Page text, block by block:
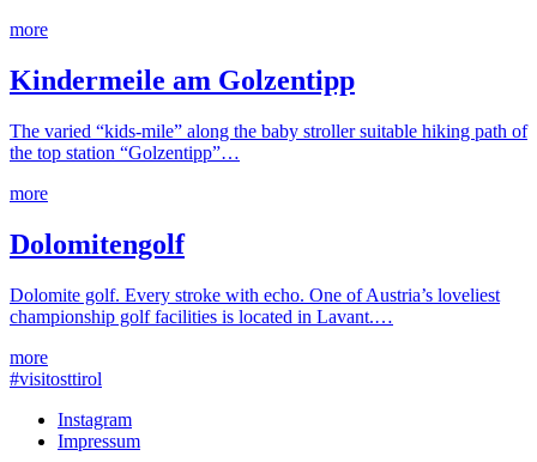
more
Kindermeile am Golzentipp
The varied “kids-mile” along the baby stroller suitable hiking path of
the top station “Golzentipp”…
more
Dolomitengolf
Dolomite golf. Every stroke with echo. One of Austria’s loveliest
championship golf facilities is located in Lavant.…
more
#visitosttirol
Instagram
Impressum